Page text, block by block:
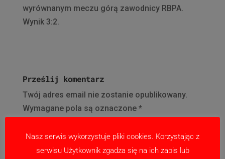
wyrównanym meczu górą zawodnicy RBPA.
Wynik 3:2.
Prześlij komentarz
Twój adres email nie zostanie opublikowany.
Wymagane pola są oznaczone *
Nasz serwis wykorzystuje pliki cookies. Korzystając z
serwisu Użytkownik zgadza się na ich zapis lub